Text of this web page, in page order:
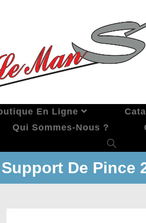
En Ligne
Qui Sommes-Nous ?
Support De Pince